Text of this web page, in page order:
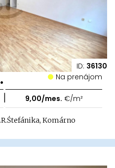
ID: 36130
Na prenájom
| 9,00/mes. €/m²
Komárno